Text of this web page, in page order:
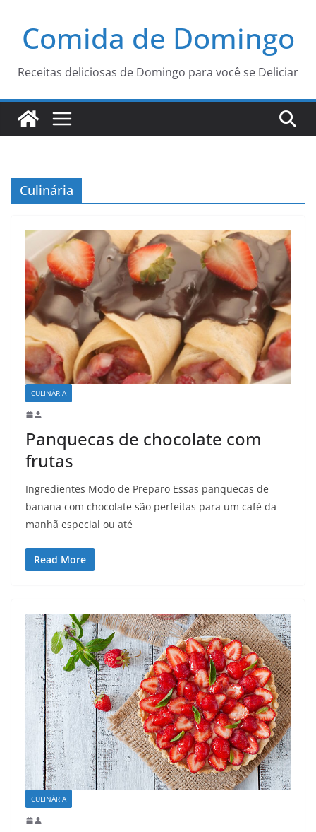
conteúdo
Comida de Domingo
Receitas deliciosas de Domingo para você se Deliciar
Culinária
CULINÁRIA
Panquecas de chocolate com
frutas
Ingredientes Modo de Preparo Essas panquecas de
banana com chocolate são perfeitas para um café da
manhã especial ou até
Read More
CULINÁRIA